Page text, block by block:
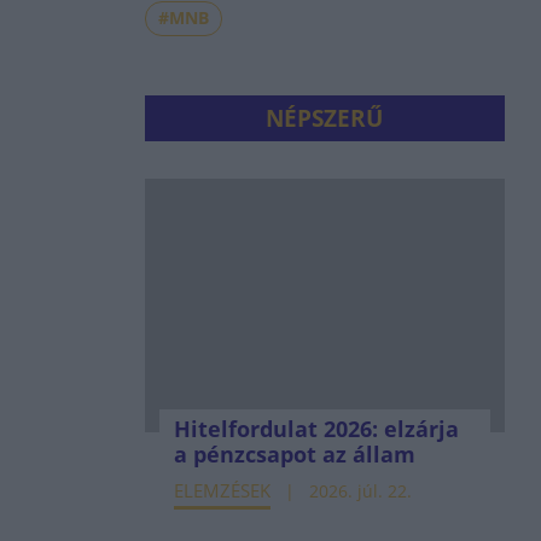
#MNB
NÉPSZERŰ
Hitelfordulat 2026: elzárja
a pénzcsapot az állam
ELEMZÉSEK 2026. júl. 22.